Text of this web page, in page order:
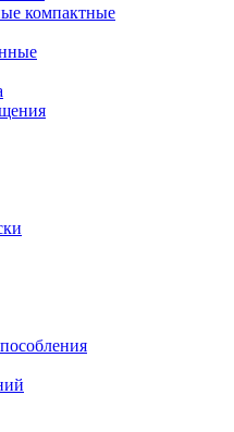
компактные